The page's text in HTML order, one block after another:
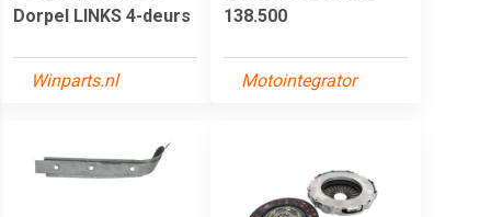
Dorpel LINKS 4-deurs
Winparts.nl
138.500
Motointegrator